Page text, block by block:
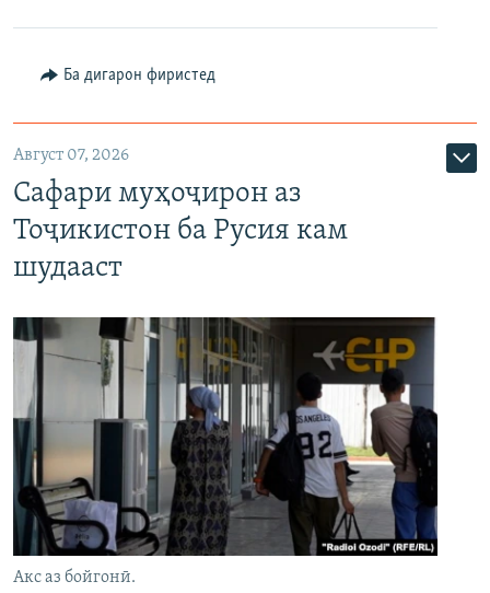
Ба дигарон фиристед
Август 07, 2026
Сафари муҳоҷирон аз
Тоҷикистон ба Русия кам
шудааст
Акс аз бойгонӣ.